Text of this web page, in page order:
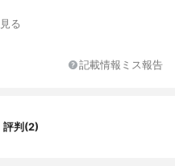
る
記載情報ミス報告
評判(2)